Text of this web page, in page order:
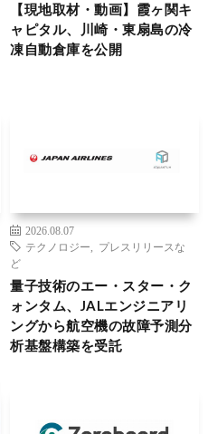
【現地取材・動画】霞ヶ関キ
ャピタル、川崎・東扇島の冷
凍自動倉庫を公開
2026.08.07
テクノロジー
プレスリリースな
ど
量子技術のエー・スター・ク
ォンタム、JALエンジニアリ
ングから航空機の故障予測分
析基盤構築を受託